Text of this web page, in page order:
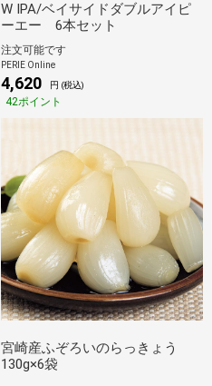
W IPA/ベイサイドダブルアイピ
ーエー 6本セット
注文可能です
PERIE Online
4,620 円 (税込)
42ポイント
宮崎産ふぞろいのらっきょう
130g×6袋